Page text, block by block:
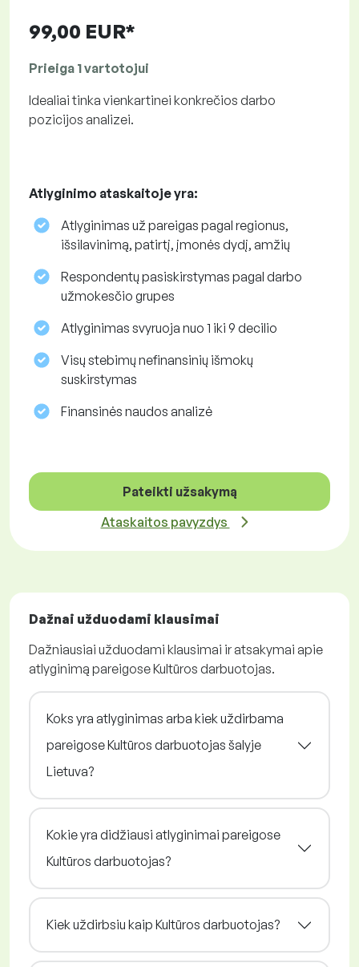
99,00 EUR*
Prieiga 1 vartotojui
Idealiai tinka vienkartinei konkrečios darbo
pozicijos analizei.
Atlyginimo ataskaitoje yra:
Atlyginimas už pareigas pagal regionus,
išsilavinimą, patirtį, įmonės dydį, amžių
Respondentų pasiskirstymas pagal darbo
užmokesčio grupes
Atlyginimas svyruoja nuo 1 iki 9 decilio
Visų stebimų nefinansinių išmokų
suskirstymas
Finansinės naudos analizė
Pateikti užsakymą
Ataskaitos pavyzdys
Dažnai užduodami klausimai
Dažniausiai užduodami klausimai ir atsakymai apie
atlyginimą pareigose Kultūros darbuotojas.
Koks yra atlyginimas arba kiek uždirbama
pareigose Kultūros darbuotojas šalyje
Lietuva?
Kokie yra didžiausi atlyginimai pareigose
Kultūros darbuotojas?
Kiek uždirbsiu kaip Kultūros darbuotojas?